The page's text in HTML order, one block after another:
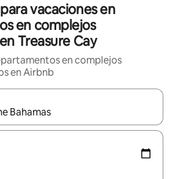
vacaciones en
en complejos
Treasure Cay
en complejos
en Airbnb
estén disponibles, navegá con las